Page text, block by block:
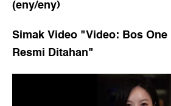
(eny/eny)
Simak Video "Video: Bos
Resmi Ditahan"